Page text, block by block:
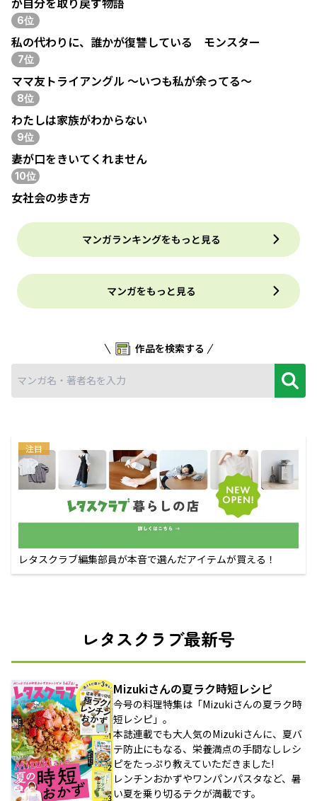
6位
私の代わりに、誰かが復讐している モンスター
7位
ママ友トライアングル ～いつも私が余ってる～
8位
わたしは家族がわからない
9位
妻が口をきいてくれません
10位
女社会の歩き方
マンガランキングをもっと見る
マンガをもっと見る
作品を検索する
注目
レタスクラブ編集部員が本音で選んだアイテムが買える！
レタスクラブ最新号
Mizukiさんの夏ラク時短レシピ
今号の料理特集は「Mizukiさんの夏ラク時
短レシピ」。
本誌連載でも大人気のMizukiさんに、夏バ
テ防止にもなる、栄養満点の手間なしレシ
ピをたっぷり教えていただきました!
レンチンおかずやワンパンパスタなど、暑
い夏を乗り切るテクが満載です。